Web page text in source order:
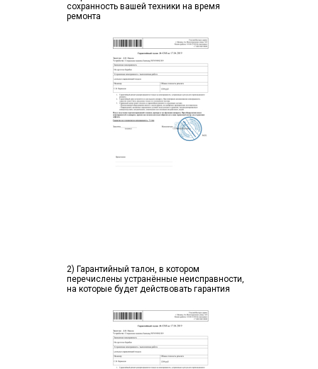
сохранность вашей техники на время
ремонта
2) Гарантийный талон, в котором
перечислены устранённые неисправности,
на которые будет действовать гарантия